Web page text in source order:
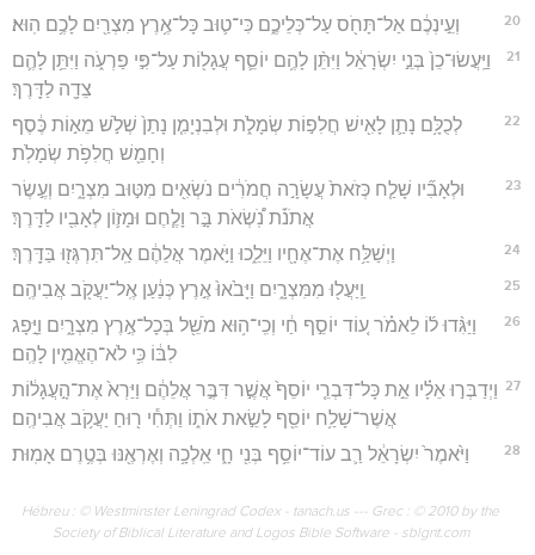
20 וְעֵ֣ינְכֶ֔ם אַל־תָּחֹ֖ס עַל־כְּלֵיכֶ֑ם כִּי־ט֛וּב כָּל־אֶ֥רֶץ מִצְרַ֖יִם לָכֶ֥ם הֽוּא׃
21
וַיַּֽעֲשׂוּ־כֵן֙ בְּנֵ֣י יִשְׂרָאֵ֔ל וַיִּתֵּ֨ן לָהֶ֥ם יוֹסֵ֛ף עֲגָל֖וֹת עַל־פִּ֣י פַרְעֹ֑ה וַיִּתֵּ֥ן לָהֶ֛ם
צֵדָ֖ה לַדָּֽרֶךְ׃
22
לְכֻלָּ֥ם נָתַ֛ן לָאִ֖ישׁ חֲלִפ֣וֹת שְׂמָלֹ֑ת וּלְבִנְיָמִ֤ן נָתַן֙ שְׁלֹ֣שׁ מֵא֣וֹת כֶּ֔סֶף
וְחָמֵ֖שׁ חֲלִפֹ֥ת שְׂמָלֹֽת׃
23
וּלְאָבִ֞יו שָׁלַ֤ח כְּזֹאת֙ עֲשָׂרָ֣ה חֲמֹרִ֔ים נֹשְׂאִ֖ים מִטּ֣וּב מִצְרָ֑יִם וְעֶ֣שֶׂר
אֲתֹנֹ֡ת נֹֽ֠שְׂאֹת בָּ֣ר וָלֶ֧חֶם וּמָז֛וֹן לְאָבִ֖יו לַדָּֽרֶךְ׃
24 וַיְשַׁלַּ֥ח אֶת־אֶחָ֖יו וַיֵּלֵ֑כוּ וַיֹּ֣אמֶר אֲלֵהֶ֔ם אַֽל־תִּרְגְּז֖וּ בַּדָּֽרֶךְ׃
25 וַֽיַּעֲל֖וּ מִמִּצְרָ֑יִם וַיָּבֹ֙אוּ֙ אֶ֣רֶץ כְּנַ֔עַן אֶֽל־יַעֲקֹ֖ב אֲבִיהֶֽם׃
26
וַיַּגִּ֨דוּ ל֜וֹ לֵאמֹ֗ר ע֚וֹד יוֹסֵ֣ף חַ֔י וְכִֽי־ה֥וּא מֹשֵׁ֖ל בְּכָל־אֶ֣רֶץ מִצְרָ֑יִם וַיָּ֣פָג
לִבּ֔וֹ כִּ֥י לֹא־הֶאֱמִ֖ין לָהֶֽם׃
27
וַיְדַבְּר֣וּ אֵלָ֗יו אֵ֣ת כָּל־דִּבְרֵ֤י יוֹסֵף֙ אֲשֶׁ֣ר דִּבֶּ֣ר אֲלֵהֶ֔ם וַיַּרְא֙ אֶת־הָ֣עֲגָל֔וֹת
אֲשֶׁר־שָׁלַ֥ח יוֹסֵ֖ף לָשֵׂ֣את אֹת֑וֹ וַתְּחִ֕י ר֖וּחַ יַעֲקֹ֥ב אֲבִיהֶֽם׃
28 וַיֹּ֙אמֶר֙ יִשְׂרָאֵ֔ל רַ֛ב עוֹד־יוֹסֵ֥ף בְּנִ֖י חָ֑י אֵֽלְכָ֥ה וְאֶרְאֶ֖נּוּ בְּטֶ֥רֶם אָמֽוּת׃
Hébreu : © Westminster Leningrad Codex - tanach.us --- Grec : © 2010 by the
Society of Biblical Literature and Logos Bible Software - sblgnt.com